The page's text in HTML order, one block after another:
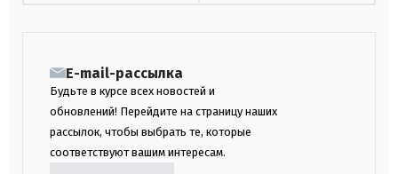
E-mail-рассылка
Будьте в курсе всех новостей и
обновлений! Перейдите на страницу наших
рассылок, чтобы выбрать те, которые
соответствуют вашим интересам.